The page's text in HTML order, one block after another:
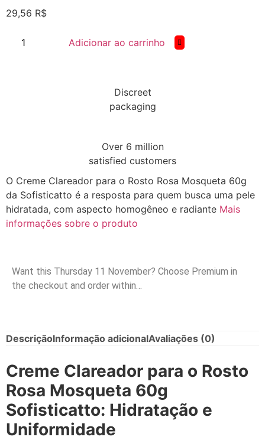
29,56 R$
Adicionar ao carrinho
Discreet
packaging
Over 6 million
satisfied customers
O Creme Clareador para o Rosto Rosa Mosqueta 60g
da Sofisticatto é a resposta para quem busca uma pele
hidratada, com aspecto homogêneo e radiante Mais
informações sobre o produto
Want this Thursday 11 November? Choose Premium in
the checkout and order within…
DescriçãoInformação adicionalAvaliações (0)
Creme Clareador para o Rosto
Rosa Mosqueta 60g
Sofisticatto: Hidratação e
Uniformidade